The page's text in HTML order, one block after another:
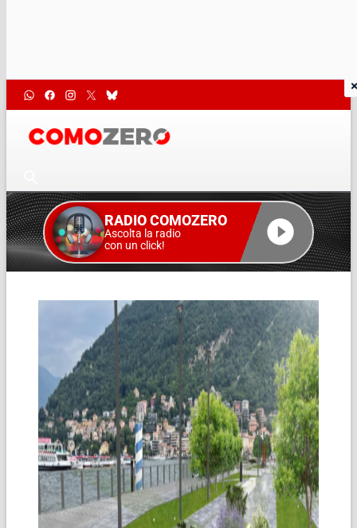
RADIO COMOZERO
Ascolta la radio
con un click!